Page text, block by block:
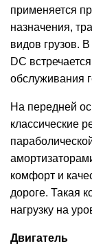
применяется
назначения,
видов грузов.
DC
обслуживания
На передней
классические
комфорт и
дороге. Такая
нагрузку на
Двигатель